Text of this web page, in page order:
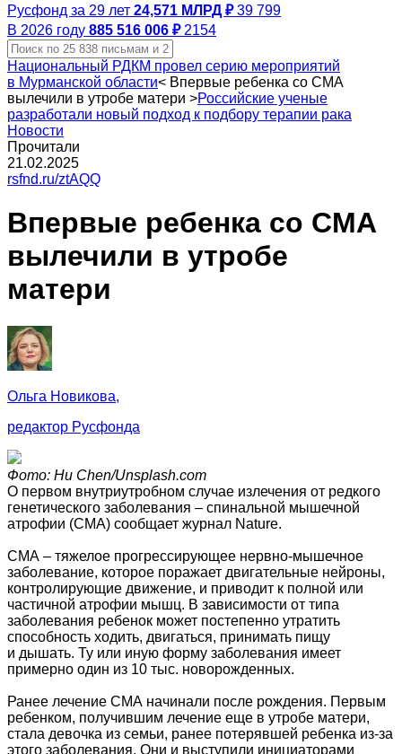
Русфонд за 29 лет 24,571 МЛРД ₽ 39 799
В 2026 году 885 516 006 ₽ 2154
Национальный РДКМ провел серию мероприятий
в Мурманской области< Впервые ребенка со СМА
вылечили в утробе матери >Российские ученые
разработали новый подход к подбору терапии рака
Новости
Прочитали
21.02.2025
rsfnd.ru/ztAQQ
Впервые ребенка со СМА
вылечили в утробе
матери
Ольга Новикова,
редактор Русфонда
Фото: Hu Chen/Unsplash.com
О первом внутриутробном случае излечения от редкого
генетического заболевания – спинальной мышечной
атрофии (СМА) сообщает журнал Nature.
СМА – тяжелое прогрессирующее нервно-мышечное
заболевание, которое поражает двигательные нейроны,
контролирующие движение, и приводит к полной или
частичной атрофии мышц. В зависимости от типа
заболевания ребенок может постепенно утратить
способность ходить, двигаться, принимать пищу
и дышать. Ту или иную форму заболевания имеет
примерно один из 10 тыс. новорожденных.
Ранее лечение СМА начинали после рождения. Первым
ребенком, получившим лечение еще в утробе матери,
стала девочка из семьи, ранее потерявшей ребенка из-за
этого заболевания. Они и выступили инициаторами